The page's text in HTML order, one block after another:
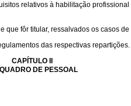
relativos à habilitação
que fôr titular, ressalvados os casos
das respectivas repartições.
CAPÍTULO II
DE PESSOAL